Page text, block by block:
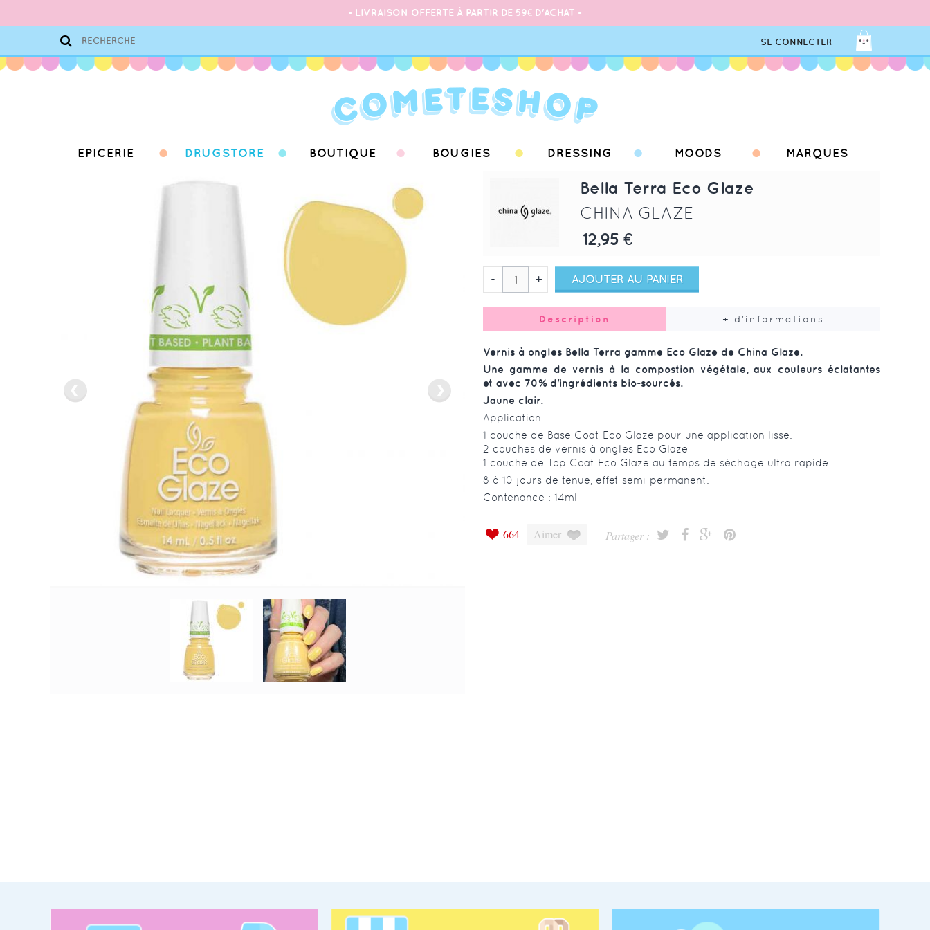
- LIVRAISON OFFERTE À PARTIR DE 59€ D'ACHAT -
SE CONNECTER
EPICERIE DRUGSTORE BOUTIQUE BOUGIES DRESSING MOODS MARQUES
Bella Terra Eco Glaze
CHINA GLAZE
12,95 €
- + AJOUTER AU PANIER
Description + d'informations
Vernis à ongles Bella Terra gamme Eco Glaze de China Glaze.
Une gamme de vernis à la compostion végétale, aux couleurs éclatantes
et avec 70% d'ingrédients bio-sourcés.
Jaune clair.
Application :
1 couche de Base Coat Eco Glaze pour une application lisse.
2 couches de vernis à ongles Eco Glaze
1 couche de Top Coat Eco Glaze au temps de séchage ultra rapide.
8 à 10 jours de tenue, effet semi-permanent.
Contenance : 14ml
Partager :
Aimer
664